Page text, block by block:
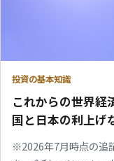
投資の基本知識
これからの世界経
国と日本の利上げ
※2026年7月時点の追